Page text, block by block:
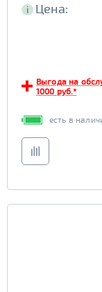
i Цена:
Выгода на
1000 руб.*
есть в